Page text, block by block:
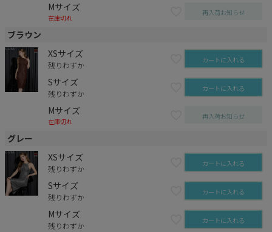
Mサイズ
在庫切れ
再入荷お知らせ
ブラウン
XSサイズ
残りわずか カートに入れる
Sサイズ
残りわずか カートに入れる
Mサイズ
在庫切れ
再入荷お知らせ
グレー
XSサイズ
残りわずか カートに入れる
Sサイズ
残りわずか カートに入れる
Mサイズ
残りわずか カートに入れる